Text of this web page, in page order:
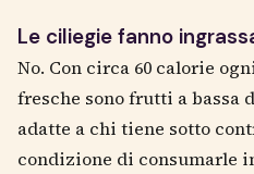
Le ciliegie fanno
No. Con circa 60 calorie
fresche sono frutti a bassa
adatte a chi tiene sotto
condizione di consumarle